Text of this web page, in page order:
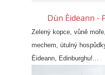
Dùn Èideann -
Zelený kopce, vůně
mechem, útulný
Èideann, Edinburghu!...